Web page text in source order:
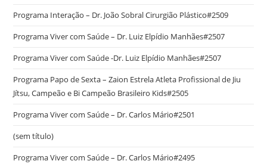
Programa Interação – Dr. João Sobral Cirurgião Plástico#2509
Programa Viver com Saúde – Dr. Luiz Elpídio Manhães#2507
Programa Viver com Saúde -Dr. Luiz Elpídio Manhães#2507
Programa Papo de Sexta – Zaion Estrela Atleta Profissional de Jiu
Jítsu, Campeão e Bi Campeão Brasileiro Kids#2505
Programa Viver com Saúde – Dr. Carlos Mário#2501
(sem título)
Programa Viver com Saúde – Dr. Carlos Mário#2495